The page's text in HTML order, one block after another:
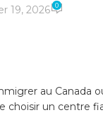
19, 2026 0
au Canada
choisir un centre